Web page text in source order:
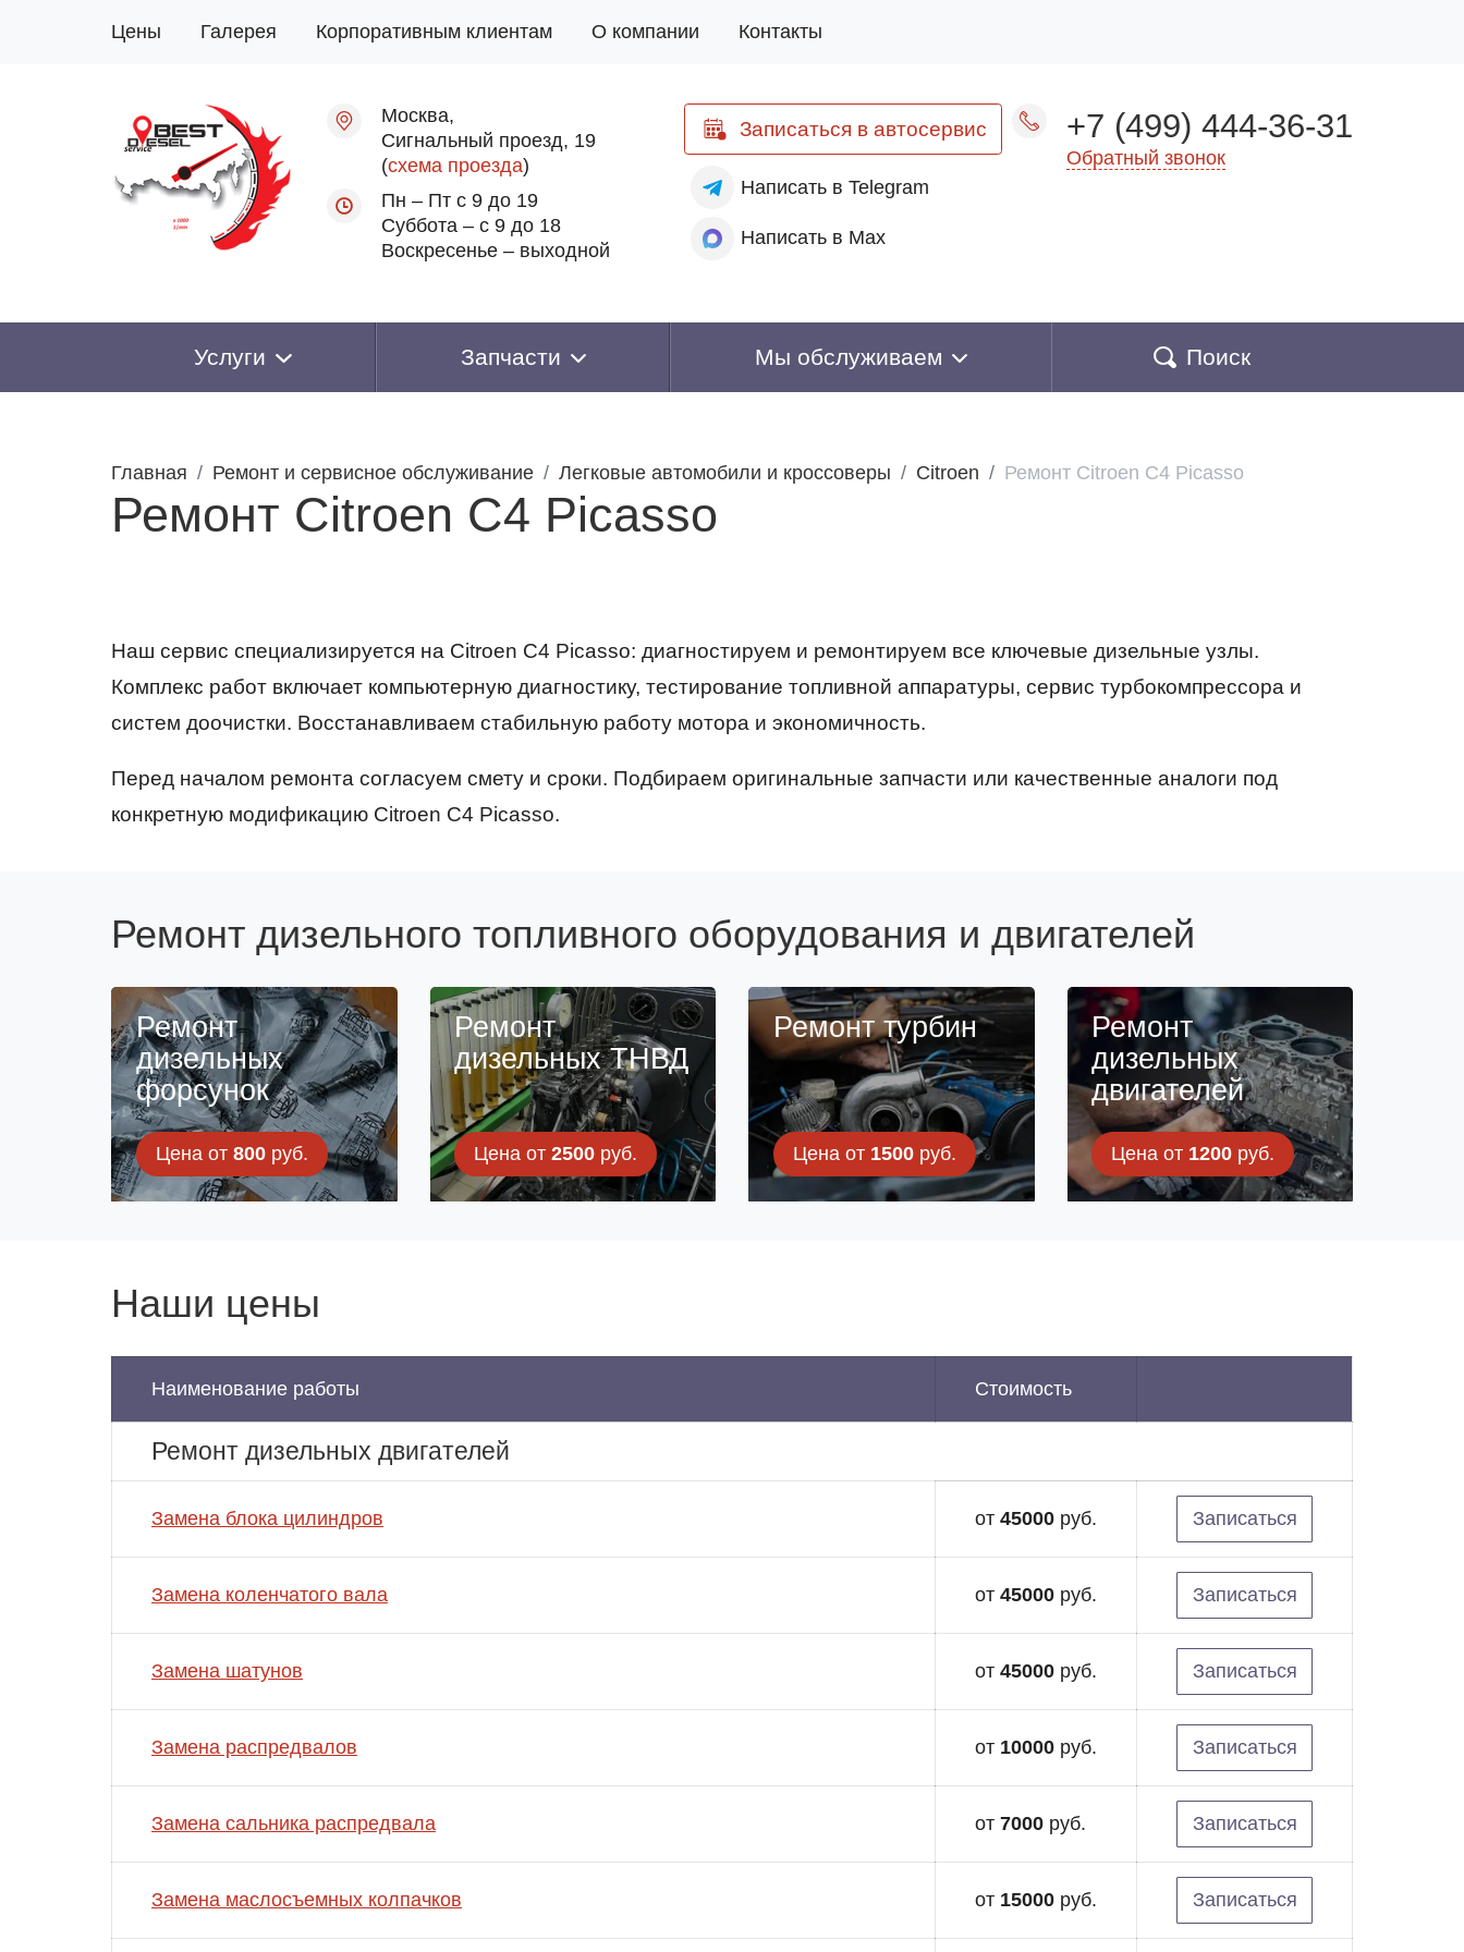
Цены Галерея Корпоративным клиентам О компании Контакты
Москва,
Сигнальный проезд, 19
(схема проезда)
Пн – Пт с 9 до 19
Суббота – с 9 до 18
Воскресенье – выходной
Записаться в автосервис
Написатьв Telegram
Написатьв Max
+7 (499) 444-36-31
Обратный звонок
Услуги Запчасти Мы обслуживаем Поиск
Главная Ремонт и сервисное обслуживание Легковые автомобили и кроссоверы Citroen Ремонт Citroen C4 Picasso
Ремонт Citroen C4 Picasso
Наш сервис специализируется на Citroen C4 Picasso: диагностируем и ремонтируем все ключевые дизельные узлы.
Комплекс работ включает компьютерную диагностику, тестирование топливной аппаратуры, сервис турбокомпрессора и
систем доочистки. Восстанавливаем стабильную работу мотора и экономичность.
Перед началом ремонта согласуем смету и сроки. Подбираем оригинальные запчасти или качественные аналоги под
конкретную модификацию Citroen C4 Picasso.
Ремонт дизельного топливного оборудования и двигателей
Ремонт
дизельных
форсунок
Цена от 800руб.
Ремонт
дизельных ТНВД
Цена от 2500 руб.
Ремонт турбин
Цена от 1500руб.
Ремонт
дизельных
двигателей
Цена от 1200 руб.
Наши цены
Наименование работы Стоимость
Ремонт дизельных двигателей
Замена блока цилиндров от 45000 руб. Записаться
Замена коленчатого вала от 45000 руб. Записаться
Замена шатунов от 45000 руб. Записаться
Замена распредвалов от 10000 руб. Записаться
Замена сальника распредвала от 7000 руб. Записаться
Замена маслосъемных колпачков от 15000 руб. Записаться